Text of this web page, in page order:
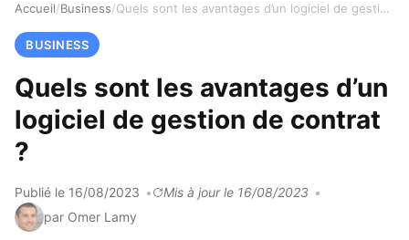
Accueil Business Quels sont les avantages d’un logiciel de gestion de contrat ?
BUSINESS
Quels sont les avantages d’un
logiciel de gestion de contrat
?
Publié le 16/08/2023
Mis à jour le 16/08/2023
par Omer Lamy